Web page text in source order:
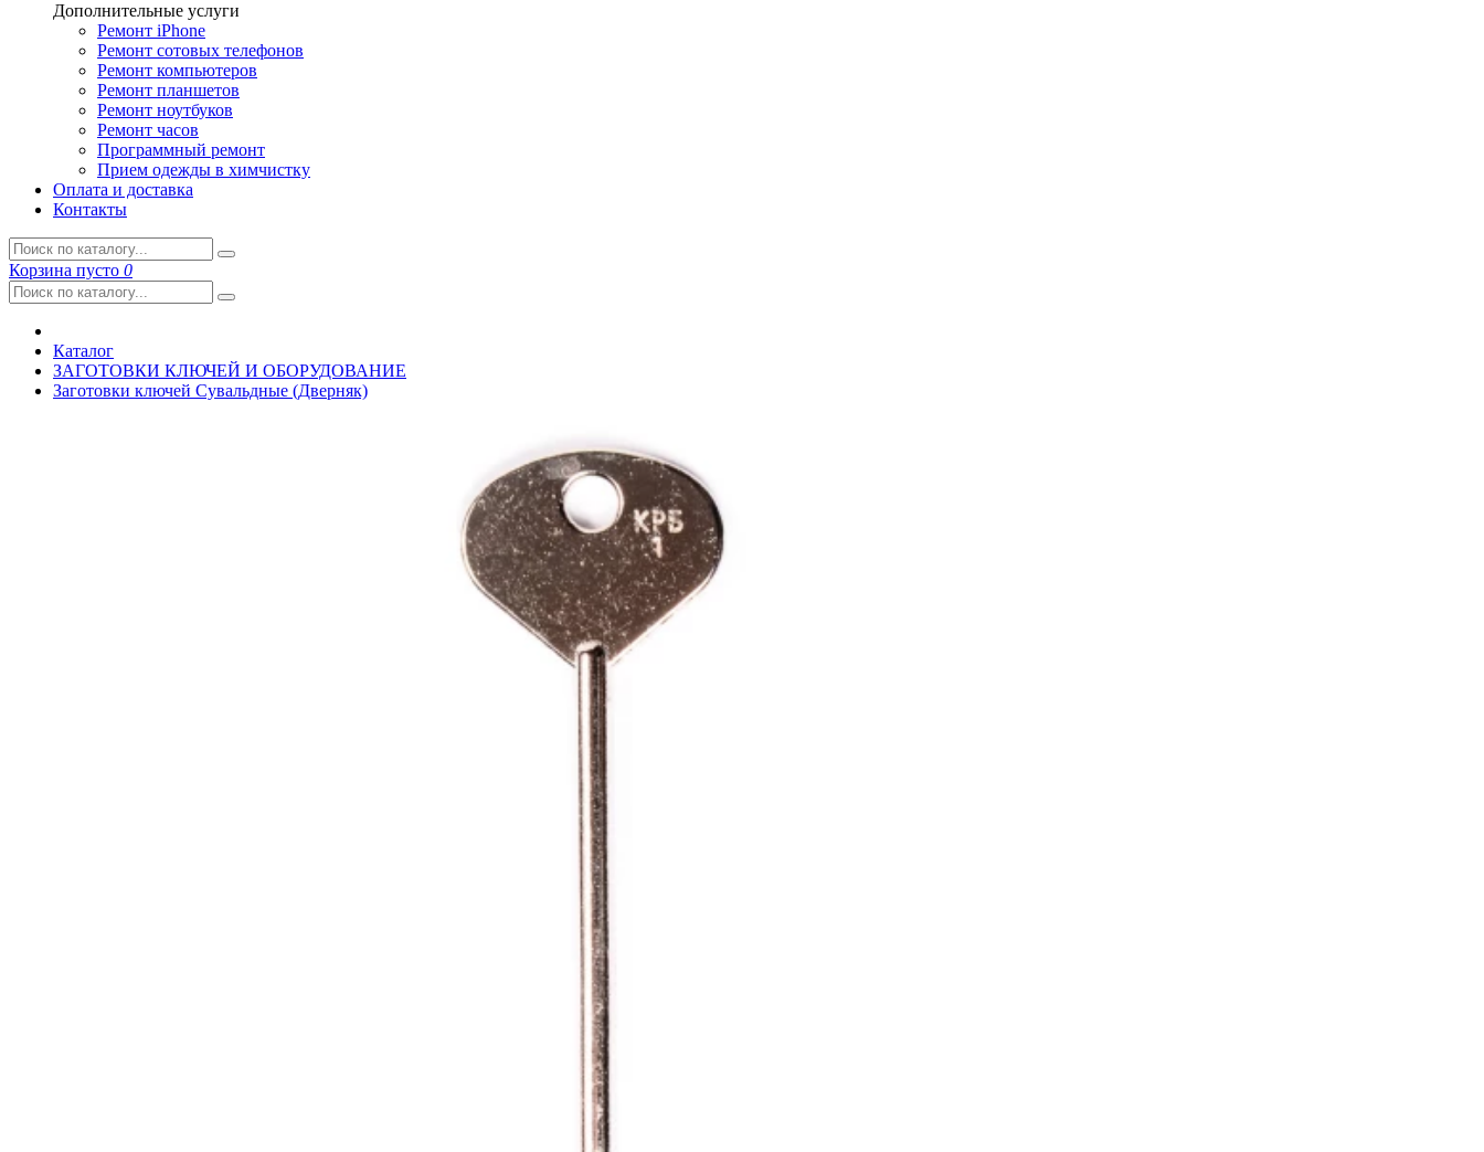
Дополнительные услуги
Ремонт iPhone
Ремонт сотовых телефонов
Ремонт компьютеров
Ремонт планшетов
Ремонт ноутбуков
Ремонт часов
Программный ремонт
Прием одежды в химчистку
Оплата и доставка
Контакты
Корзина пусто 0
Каталог
ЗАГОТОВКИ КЛЮЧЕЙ И ОБОРУДОВАНИЕ
Заготовки ключей Сувальдные (Дверняк)